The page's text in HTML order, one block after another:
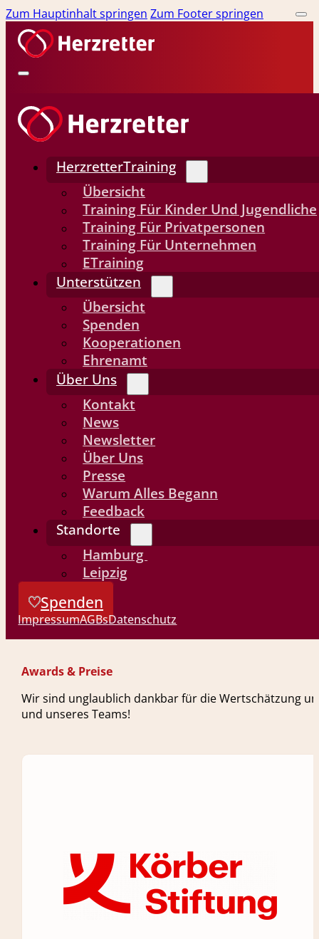
Zum Hauptinhalt springen Zum Footer springen
HerzretterTraining
Übersicht
Training Für Kinder Und Jugendliche
Training Für Privatpersonen
Training Für Unternehmen
ETraining
Unterstützen
Übersicht
Spenden
Kooperationen
Ehrenamt
Über Uns
Kontakt
News
Newsletter
Über Uns
Presse
Warum Alles Begann
Feedback
Standorte
Hamburg
Leipzig
Spenden
ImpressumAGBsDatenschutz
Awards & Preise
Wir sind unglaublich dankbar für die Wertschätzung
und unseres Teams!